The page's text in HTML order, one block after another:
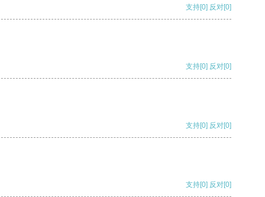
支持[0] 反对[0]
支持[0] 反对[0]
支持[0] 反对[0]
支持[0] 反对[0]